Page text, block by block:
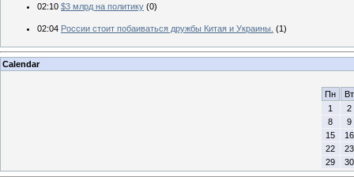
02:10 $3 млрд на политику (0)
02:04 России стоит побаиваться дружбы Китая и Украины. (1)
Calendar
Пн
Вт
1
2
8
9
15
16
22
23
29
30